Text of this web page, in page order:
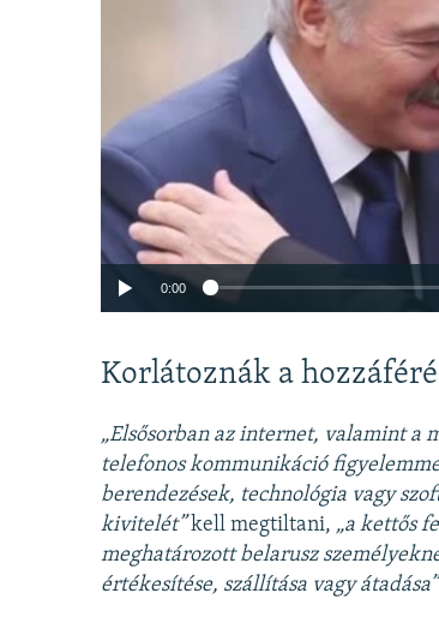
Auto
0:00
Korlátoznák a
„Elsősorban az internet, valamint a
telefonos kommunikáció
berendezések, technológia vagy
kivitelét”kell megtiltani, „a kettős
meghatározott belarusz
értékesítése, szállítása vagy átadása”